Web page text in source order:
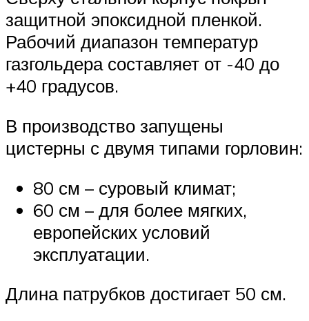
защитной эпоксидной пленкой.
Рабочий диапазон температур
газгольдера составляет от -40 до
+40 градусов.
В производство запущены
цистерны с двумя типами горловин:
80 см – суровый климат;
60 см – для более мягких,
европейских условий
эксплуатации.
Длина патрубков достигает 50 см.